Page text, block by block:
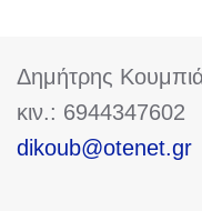
Δημήτρης
κιν.: 6944347602
dikoub@otenet.gr